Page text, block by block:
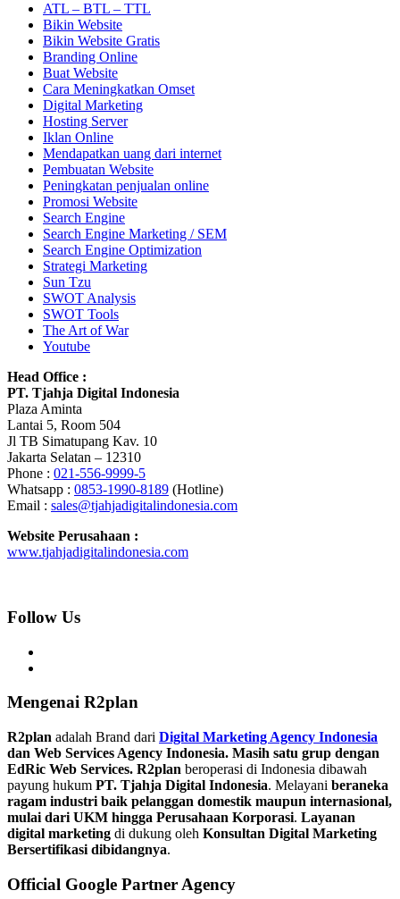
ATL – BTL – TTL
Bikin Website
Bikin Website Gratis
Branding Online
Buat Website
Cara Meningkatkan Omset
Digital Marketing
Hosting Server
Iklan Online
Mendapatkan uang dari internet
Pembuatan Website
Peningkatan penjualan online
Promosi Website
Search Engine
Search Engine Marketing / SEM
Search Engine Optimization
Strategi Marketing
Sun Tzu
SWOT Analysis
SWOT Tools
The Art of War
Youtube
Head Office :
PT. Tjahja Digital Indonesia
Plaza Aminta
Lantai 5, Room 504
Jl TB Simatupang Kav. 10
Jakarta Selatan – 12310
Phone : 021-556-9999-5
Whatsapp : 0853-1990-8189 (Hotline)
Email : sales@tjahjadigitalindonesia.com
Website Perusahaan :
www.tjahjadigitalindonesia.com
Follow Us
Mengenai R2plan
R2plan adalah Brand dari Digital Marketing Agency Indonesia
dan Web Services Agency Indonesia. Masih satu grup dengan
EdRic Web Services. R2plan beroperasi di Indonesia dibawah
payung hukum PT. Tjahja Digital Indonesia. Melayani beraneka
ragam industri baik pelanggan domestik maupun internasional,
mulai dari UKM hingga Perusahaan Korporasi. Layanan
digital marketing di dukung oleh Konsultan Digital Marketing
Bersertifikasi dibidangnya.
Official Google Partner Agency